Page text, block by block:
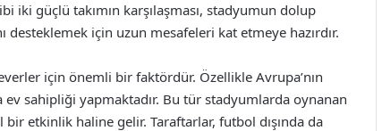
iki güçlü takımın karşılaşması, stadyumun dolup
desteklemek için uzun mesafeleri kat etmeye hazırdır.
için önemli bir faktördür. Özellikle Avrupa’nın
sahipliği yapmaktadır. Bu tür stadyumlarda oynanan
etkinlik haline gelir. Taraftarlar, futbol dışında da